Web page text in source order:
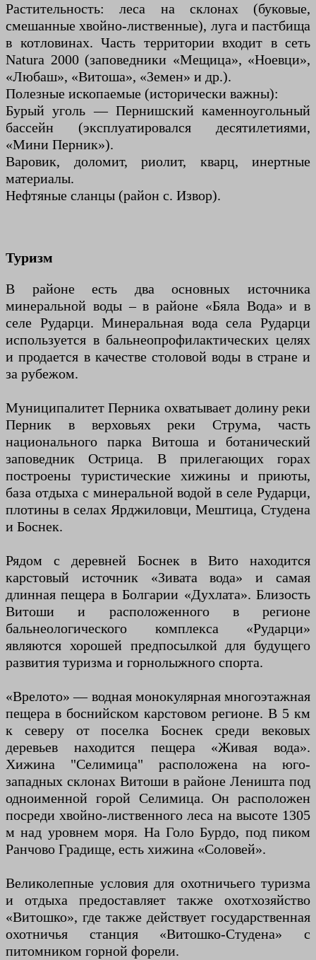
Растительность: леса на склонах (буковые,
смешанные хвойно-лиственные), луга и пастбища
в котловинах. Часть территории входит в сеть
Natura 2000 (заповедники «Мещица», «Ноевци»,
«Любаш», «Витоша», «Земен» и др.).
Полезные ископаемые (исторически важны):
Бурый уголь — Пернишский каменноугольный
бассейн (эксплуатировался десятилетиями,
«Мини Перник»).
Варовик, доломит, риолит, кварц, инертные
материалы.
Нефтяные сланцы (район с. Извор).
Туризм
В районе есть два основных источника
минеральной воды – в районе «Бяла Вода» и в
селе Рударци. Минеральная вода села Рударци
используется в бальнеопрофилактических целях
и продается в качестве столовой воды в стране и
за рубежом.
Муниципалитет Перника охватывает долину реки
Перник в верховьях реки Струма, часть
национального парка Витоша и ботанический
заповедник Острица. В прилегающих горах
построены туристические хижины и приюты,
база отдыха с минеральной водой в селе Рударци,
плотины в селах Ярджиловци, Мештица, Студена
и Боснек.
Рядом с деревней Боснек в Вито находится
карстовый источник «Зивата вода» и самая
длинная пещера в Болгарии «Духлата». Близость
Витоши и расположенного в регионе
бальнеологического комплекса «Рударци»
являются хорошей предпосылкой для будущего
развития туризма и горнолыжного спорта.
«Врелото» — водная монокулярная многоэтажная
пещера в боснийском карстовом регионе. В 5 км
к северу от поселка Боснек среди вековых
деревьев находится пещера «Живая вода».
Хижина "Селимица" расположена на юго-
западных склонах Витоши в районе Леништа под
одноименной горой Селимица. Он расположен
посреди хвойно-лиственного леса на высоте 1305
м над уровнем моря. На Голо Бурдо, под пиком
Ранчово Градище, есть хижина «Соловей».
Великолепные условия для охотничьего туризма
и отдыха предоставляет также охотхозяйство
«Витошко», где также действует государственная
охотничья станция «Витошко-Студена» с
питомником горной форели.